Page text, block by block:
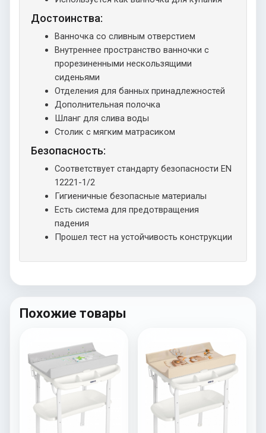
Достоинства:
Ванночка со сливным отверстием
Внутреннее пространство ванночки с
прорезиненными нескользящими
сиденьями
Отделения для банных принадлежностей
Дополнительная полочка
Шланг для слива воды
Столик с мягким матрасиком
Безопасность:
Соответствует стандарту безопасности EN
12221-1/2
Гигиеничные безопасные материалы
Есть система для предотвращения
падения
Прошел тест на устойчивость конструкции
Похожие товары